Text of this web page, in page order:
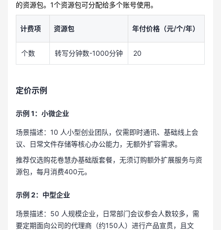
的资源包。1个资源包可分配给多个账号使用。
计费项 资源包 年付价格（元/个/年）
个数 转写分钟数-1000分钟 20
定价示例
示例 1：小微企业
场景描述：10 人小型创业团队，仅需即时通讯、基础线上会
议、日常文件存储等核心办公能力，无额外扩容需求。
推荐仅选购花卷慧办基础版套餐，无须订购额外扩展服务与资
源包，每月消费400元。
示例 2：中型企业
场景描述：50 人规模企业，日常部门会议参会人数较多，需
要定期面向公司的代理商（约150人）进行产品宣贯，且文